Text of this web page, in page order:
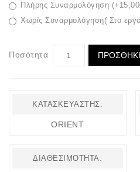
Πλήρης Συναρμολόγηση
Χωρίς Συναρμολόγηση( Στο
Ποσότητα
ΚΑΤΑΣΚΕΥΑΣΤΉΣ:
ORIENT
ΔΙΑΘΕΣΙΜΌΤΗΤΑ: